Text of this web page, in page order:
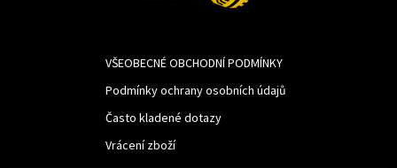
VŠEOBECNÉ OBCHODNÍ PODMÍNKY
Podmínky ochrany osobních údajů
Často kladené dotazy
Vrácení zboží